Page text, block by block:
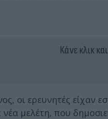
Κάνε κλικ
οι ερευνητές είχαν
μελέτη, που